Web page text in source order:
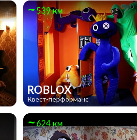
539 км
ROBLOX
Квест-перформанс
624 км